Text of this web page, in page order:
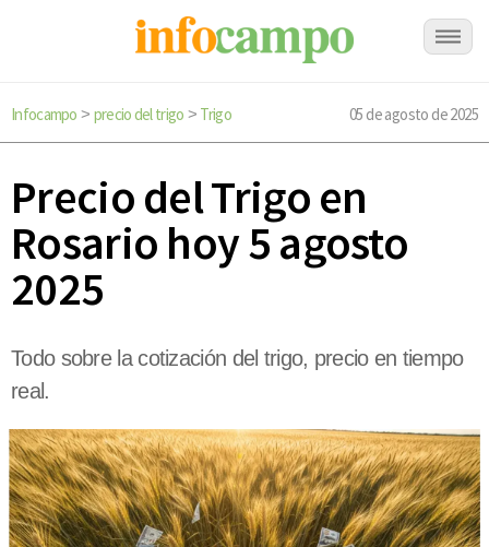
Infocampo > precio del trigo > Trigo 05 de agosto de 2025
Precio del Trigo en
Rosario hoy 5 agosto
2025
Todo sobre la cotización del trigo, precio en tiempo
real.